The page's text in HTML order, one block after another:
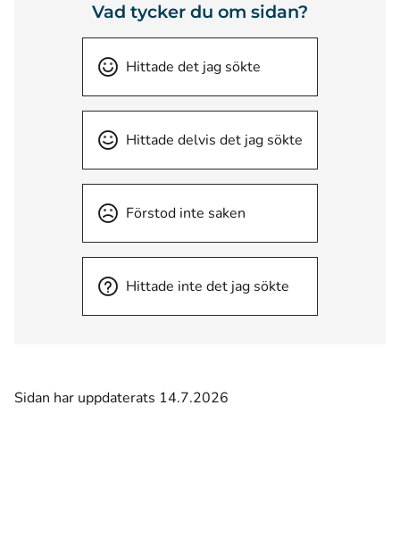
Vad tycker du om sidan?
Hittade det jag sökte
Hittade delvis det jag sökte
Förstod inte saken
Hittade inte det jag sökte
Sidan har uppdaterats 14.7.2026